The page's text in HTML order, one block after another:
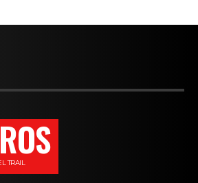
TRAIL